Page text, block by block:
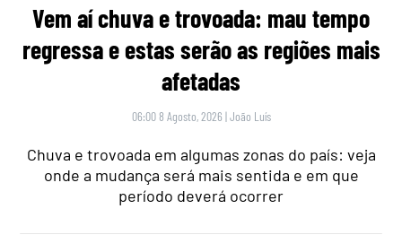
Vem aí chuva e trovoada: mau tempo
regressa e estas serão as regiões mais
afetadas
06:00 8 Agosto, 2026 |João Luís
Chuva e trovoada em algumas zonas do país: veja
onde a mudança será mais sentida e em que
período deverá ocorrer